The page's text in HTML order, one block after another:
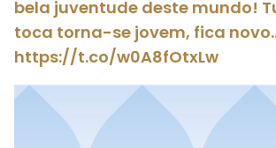
bela juventude deste mundo!
toca torna-se jovem, fica
https://t.co/w0A8fOtxLw